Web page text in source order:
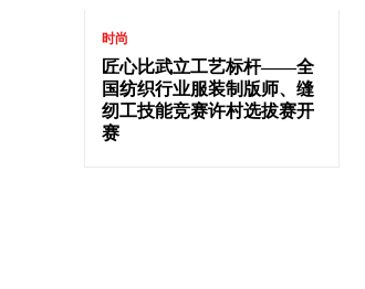
时尚
匠心比武立工艺标杆——全
国纺织行业服装制版师、缝
纫工技能竞赛许村选拔赛开
赛